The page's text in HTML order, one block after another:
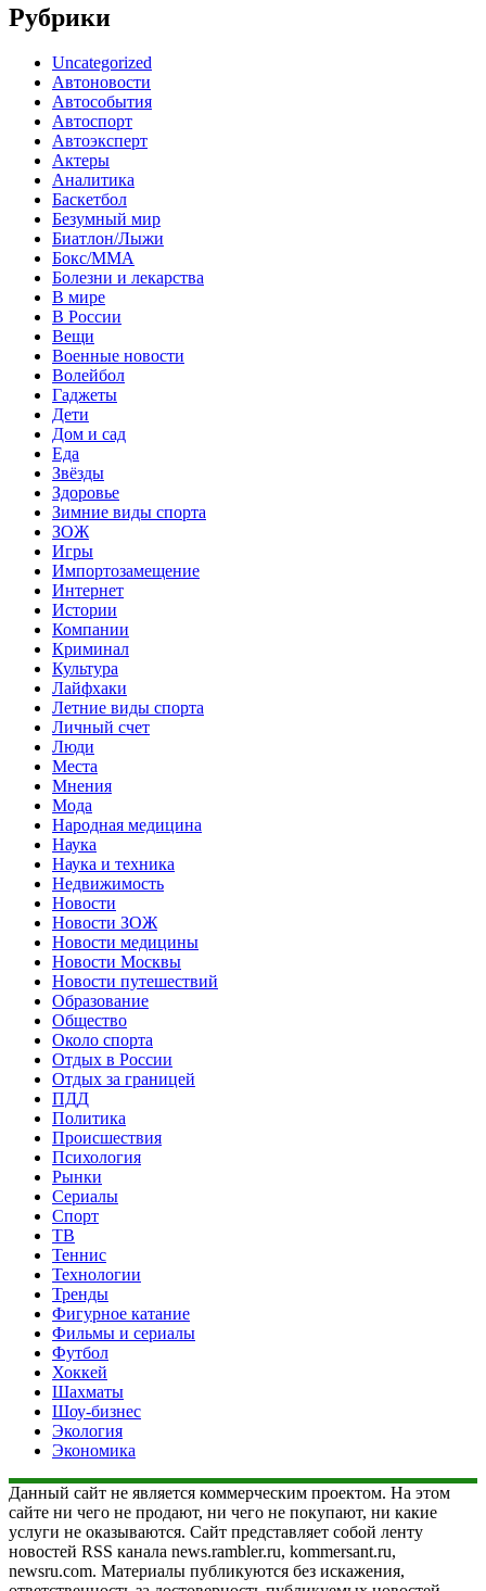
Рубрики
Uncategorized
Автоновости
Автособытия
Автоспорт
Автоэксперт
Актеры
Аналитика
Баскетбол
Безумный мир
Биатлон/Лыжи
Бокс/MMA
Болезни и лекарства
В мире
В России
Вещи
Военные новости
Волейбол
Гаджеты
Дети
Дом и сад
Еда
Звёзды
Здоровье
Зимние виды спорта
ЗОЖ
Игры
Импортозамещение
Интернет
Истории
Компании
Криминал
Культура
Лайфхаки
Летние виды спорта
Личный счет
Люди
Места
Мнения
Мода
Народная медицина
Наука
Наука и техника
Недвижимость
Новости
Новости ЗОЖ
Новости медицины
Новости Москвы
Новости путешествий
Образование
Общество
Около спорта
Отдых в России
Отдых за границей
ПДД
Политика
Происшествия
Психология
Рынки
Сериалы
Спорт
ТВ
Теннис
Технологии
Тренды
Фигурное катание
Фильмы и сериалы
Футбол
Хоккей
Шахматы
Шоу-бизнес
Экология
Экономика
Данный сайт не является коммерческим проектом. На этом
сайте ни чего не продают, ни чего не покупают, ни какие
услуги не оказываются. Сайт представляет собой ленту
новостей RSS канала news.rambler.ru, kommersant.ru,
newsru.com. Материалы публикуются без искажения,